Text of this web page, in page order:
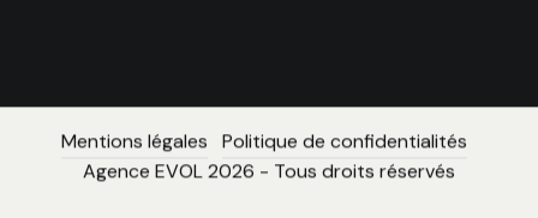
Mentions légales
Politique de confidentialités
Agence EVOL 2026 - Tous droits réservés